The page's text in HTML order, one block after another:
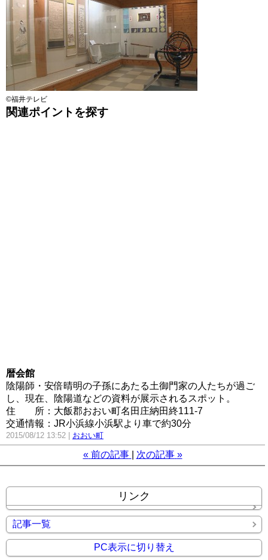
©福井テレビ
関連ポイントを探す
暦会館
陰陽師・安倍晴明の子孫にあたる土御門家の人たちが過ご
し、現在、陰陽道などの資料が展示されるスポット。
住所：大飯郡おおい町名田庄納田終111-7
交通情報：JR小浜線小浜駅より車で約30分
2015/08/12 13:52 おおい町
« 前の記事 次の記事 »
リンク
記事一覧
PC表示に切り替え